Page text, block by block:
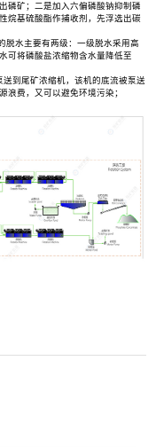
磷矿；二是加入六偏磷酸钠抑制磷
烷基硫酸酯作捕收剂，先浮选出碳
脱水主要有两级：一级脱水采用高
可将磷酸盐浓缩物含水量降低至
到尾矿浓缩机，该机的底流被泵送
浪费，又可以避免环境污染；